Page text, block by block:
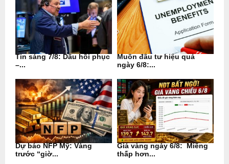
Tin sáng 7/8: Dầu hồi phục
–...
Muốn đầu tư hiệu quả
ngày 6/8:...
Dự báo NFP Mỹ: Vàng
trước “giờ...
Giá vàng ngày 6/8: Miếng
thấp hơn...